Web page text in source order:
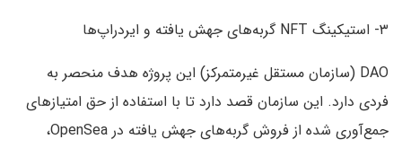
۳- استیکینگ NFT گربه‌های جهش یافته و ایردراپ‌ها
DAO (سازمان مستقل غیرمتمرکز) این پروژه هدف منحصر به
فردی دارد. این سازمان قصد دارد تا با استفاده از حق امتیاز‌های
جمع‌آوری شده از فروش گربه‌های جهش یافته در OpenSea‌،